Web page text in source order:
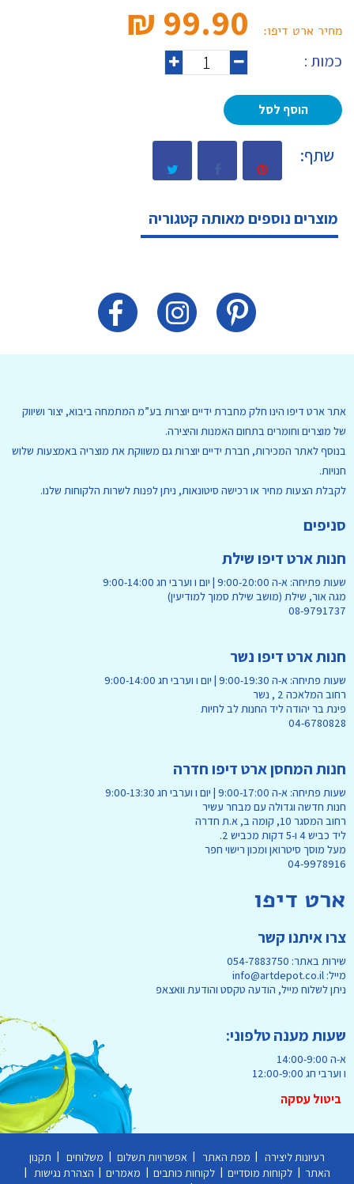
מחיר ארט דיפו: 99.90 ₪‎
כמות :
הוסף לסל
שתף:
מוצרים נוספים מאותה קטגוריה
אתר ארט דיפו הינו חלק מחברת ידיים יוצרות בע”מ המתמחה ביבוא, יצור ושיווק
של מוצרים וחומרים בתחום האמנות והיצירה.
בנוסף לאתר המכירות, חברת ידיים יוצרות גם משווקת את מוצריה באמצעות שלוש
חנויות.
לקבלת הצעות מחיר או רכישה סיטונאות, ניתן לפנות לשרות הלקוחות שלנו.
סניפים
חנות ארט דיפו שילת
שעות פתיחה: א-ה 9:00-20:00 | יום ו וערבי חג 9:00-14:00
מגה אור, שילת (מושב שילת סמוך למודיעין)
08-9791737
חנות ארט דיפו נשר
שעות פתיחה: א-ה 9:00-19:30 | יום ו וערבי חג 9:00-14:00
רחוב המלאכה 2 , נשר
פינת בר יהודה ליד החנות לב לחיות
04-6780828
חנות המחסן ארט דיפו חדרה
שעות פתיחה: א-ה 9:00-17:00 | יום ו וערבי חג 9:00-13:30
חנות חדשה וגדולה עם מבחר עשיר
רחוב המסגר 10, קומה ב, א.ת חדרה
ליד כביש 4 ו-5 דקות מכביש 2.
מעל מוסך סיטרואן ומכון רישוי חפר
04-9978916
ארט דיפו
צרו איתנו קשר
שירות באתר: 054-7883750
מייל: info@artdepot.co.il
ניתן לשלוח מייל, הודעה טקסט והודעת וואצאפ
שעות מענה טלפוני:
א-ה 14:00-9:00
ו וערבי חג 12:00-9:00
ביטול עסקה
רעיונות ליצירה | מפת האתר | אפשרויות תשלום | משלוחים | תקנון
האתר | לקוחות מוסדיים | לקוחות כותבים | מאמרים | הצהרת נגישות |